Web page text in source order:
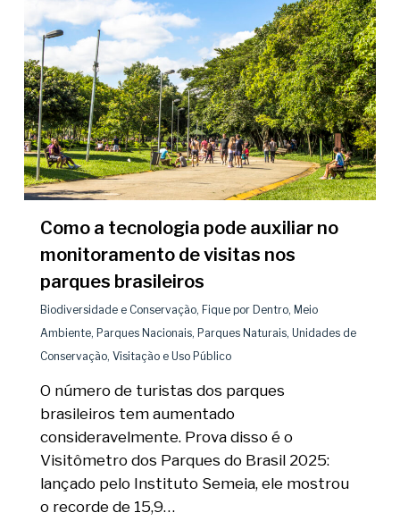
Como a tecnologia pode auxiliar no
monitoramento de visitas nos
parques brasileiros
Biodiversidade e Conservação, Fique por Dentro, Meio
Ambiente, Parques Nacionais, Parques Naturais, Unidades de
Conservação, Visitação e Uso Público
O número de turistas dos parques
brasileiros tem aumentado
consideravelmente. Prova disso é o
Visitômetro dos Parques do Brasil 2025:
lançado pelo Instituto Semeia, ele mostrou
o recorde de 15,9…